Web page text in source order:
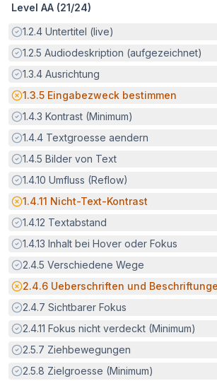
Level AA (21/24)
Erfüllt:
1.2.4 Untertitel (live)
Erfüllt:
1.2.5 Audiodeskription (aufgezeichnet)
Erfüllt:
1.3.4 Ausrichtung
Potenzielle Barriere:
1.3.5 Eingabezweck bestimmen
Erfüllt:
1.4.3 Kontrast (Minimum)
Erfüllt:
1.4.4 Textgroesse aendern
Erfüllt:
1.4.5 Bilder von Text
Erfüllt:
1.4.10 Umfluss (Reflow)
Potenzielle Barriere:
1.4.11 Nicht-Text-Kontrast
Erfüllt:
1.4.12 Textabstand
Erfüllt:
1.4.13 Inhalt bei Hover oder Fokus
Erfüllt:
2.4.5 Verschiedene Wege
Potenzielle Barriere:
2.4.6 Ueberschriften und
Erfüllt:
2.4.7 Sichtbarer Fokus
Erfüllt:
2.4.11 Fokus nicht verdeckt (Minimum)
Erfüllt:
2.5.7 Ziehbewegungen
Erfüllt:
2.5.8 Zielgroesse (Minimum)